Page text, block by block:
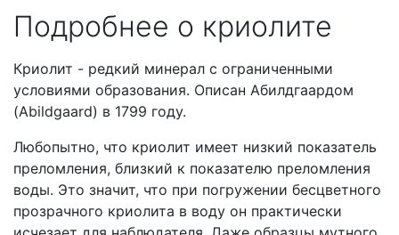
Подробнее о криолите
Криолит - редкий минерал с ограниченными
условиями образования. Описан Абилдгаардом
(Abildgaard) в 1799 году.
Любопытно, что криолит имеет низкий показатель
преломления, близкий к показателю преломления
воды. Это значит, что при погружении бесцветного
прозрачного криолита в воду он практически